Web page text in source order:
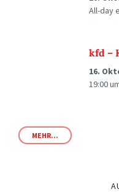
All-day
kfd –
16.
19:00
MEHR...